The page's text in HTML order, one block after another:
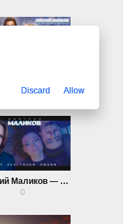
0
Дмитрий Маликов — Мир без твоей любви
0
Discard Allow